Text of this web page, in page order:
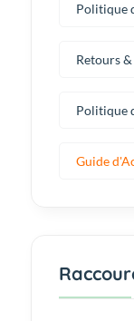
Politique
Retours
Politique
Guide